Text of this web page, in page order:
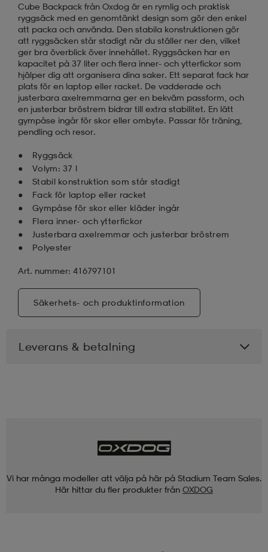
Cube Backpack från Oxdog är en rymlig och praktisk
ryggsäck med en genomtänkt design som gör den enkel
att packa och använda. Den stabila konstruktionen gör
att ryggsäcken står stadigt när du ställer ner den, vilket
ger bra överblick över innehållet. Ryggsäcken har en
kapacitet på 37 liter och flera inner- och ytterfickor som
hjälper dig att organisera dina saker. Ett separat fack har
plats för en laptop eller racket. De vadderade och
justerbara axelremmarna ger en bekväm passform, och
en justerbar bröstrem bidrar till extra stabilitet. En lätt
gympåse ingår för skor eller ombyte. Passar för träning,
pendling och resor.
Ryggsäck
Volym: 37 l
Stabil konstruktion som står stadigt
Fack för laptop eller racket
Gympåse för skor eller kläder ingår
Flera inner- och ytterfickor
Justerbara axelremmar och justerbar bröstrem
Polyester
Art. nummer: 416797101
Säkerhets- och produktinformation
Leverans & betalning
Vi har många modeller att välja på här på Stadium Team Sales.
Här hittar du fler produkter från OXDOG